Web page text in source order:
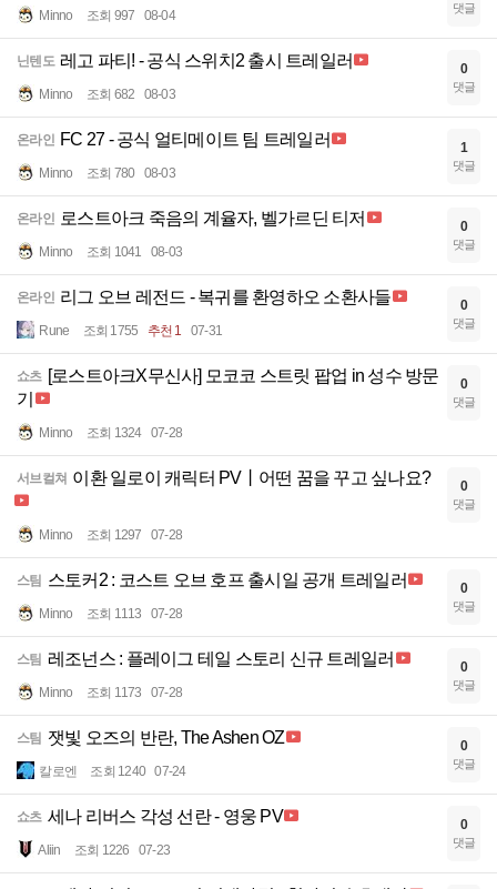
Minno 조회 997 08-04 댓글
닌텐도 레고 파티! - 공식 스위치2 출시 트레일러
Minno 조회 682 08-03
0
댓글
온라인 FC 27 - 공식 얼티메이트 팀 트레일러
Minno 조회 780 08-03
1
댓글
온라인 로스트아크 죽음의 계율자, 벨가르딘 티저
Minno 조회 1041 08-03
0
댓글
온라인 리그 오브 레전드 - 복귀를 환영하오 소환사들
Rune 조회 1755 추천 1 07-31
0
댓글
쇼츠 [로스트아크X무신사] 모코코 스트릿 팝업 in 성수 방문
기
Minno 조회 1324 07-28
0
댓글
서브컬쳐 이환 일로이 캐릭터 PV丨어떤 꿈을 꾸고 싶나요?
Minno 조회 1297 07-28
0
댓글
스팀 스토커2 : 코스트 오브 호프 출시일 공개 트레일러
Minno 조회 1113 07-28
0
댓글
스팀 레조넌스 : 플레이그 테일 스토리 신규 트레일러
Minno 조회 1173 07-28
0
댓글
스팀 잿빛 오즈의 반란, The Ashen OZ
칼로엔 조회 1240 07-24
0
댓글
쇼츠 세나 리버스 각성 선란 - 영웅 PV
Aliin 조회 1226 07-23
0
댓글